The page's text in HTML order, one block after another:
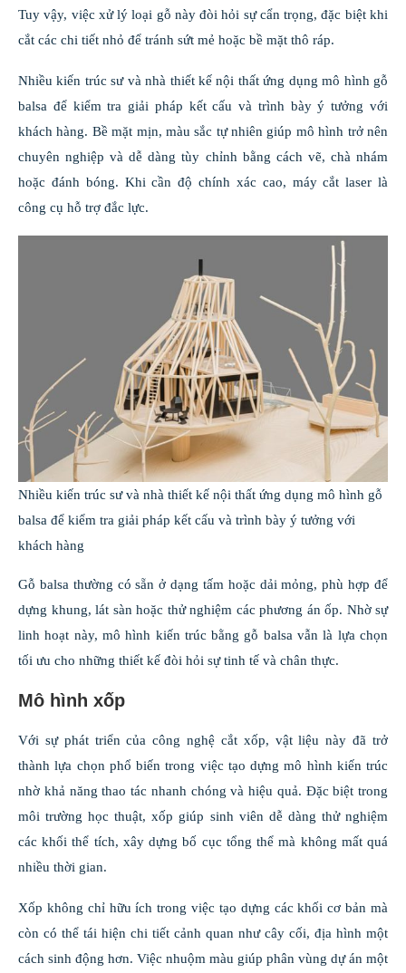
Tuy vậy, việc xử lý loại gỗ này đòi hỏi sự cẩn trọng, đặc biệt khi
cắt các chi tiết nhỏ để tránh sứt mẻ hoặc bề mặt thô ráp.
Nhiều kiến trúc sư và nhà thiết kế nội thất ứng dụng mô hình gỗ
balsa để kiểm tra giải pháp kết cấu và trình bày ý tưởng với
khách hàng. Bề mặt mịn, màu sắc tự nhiên giúp mô hình trở nên
chuyên nghiệp và dễ dàng tùy chỉnh bằng cách vẽ, chà nhám
hoặc đánh bóng. Khi cần độ chính xác cao, máy cắt laser là
công cụ hỗ trợ đắc lực.
Nhiều kiến trúc sư và nhà thiết kế nội thất ứng dụng mô hình gỗ
balsa để kiểm tra giải pháp kết cấu và trình bày ý tưởng với
khách hàng
Gỗ balsa thường có sẵn ở dạng tấm hoặc dải mỏng, phù hợp để
dựng khung, lát sàn hoặc thử nghiệm các phương án ốp. Nhờ sự
linh hoạt này, mô hình kiến trúc bằng gỗ balsa vẫn là lựa chọn
tối ưu cho những thiết kế đòi hỏi sự tinh tế và chân thực.
Mô hình xốp
Với sự phát triển của công nghệ cắt xốp, vật liệu này đã trở
thành lựa chọn phổ biến trong việc tạo dựng mô hình kiến trúc
nhờ khả năng thao tác nhanh chóng và hiệu quả. Đặc biệt trong
môi trường học thuật, xốp giúp sinh viên dễ dàng thử nghiệm
các khối thể tích, xây dựng bố cục tổng thể mà không mất quá
nhiều thời gian.
Xốp không chỉ hữu ích trong việc tạo dựng các khối cơ bản mà
còn có thể tái hiện chi tiết cảnh quan như cây cối, địa hình một
cách sinh động hơn. Việc nhuộm màu giúp phân vùng dự án một